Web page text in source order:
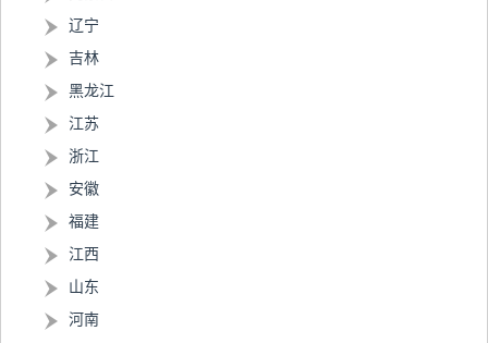
辽宁
吉林
黑龙江
江苏
浙江
安徽
福建
江西
山东
河南